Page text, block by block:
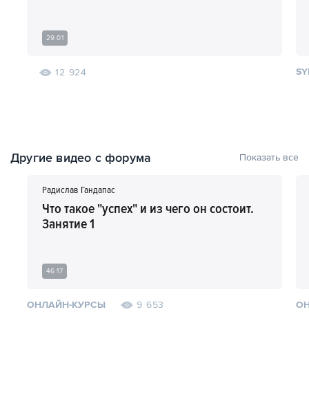
29:01
12 924
Другие видео с форума Показать все
Радислав Гандапас
Что такое "успех" и из чего он состоит.
Занятие 1
46:17
ОНЛАЙН-КУРСЫ 9 653